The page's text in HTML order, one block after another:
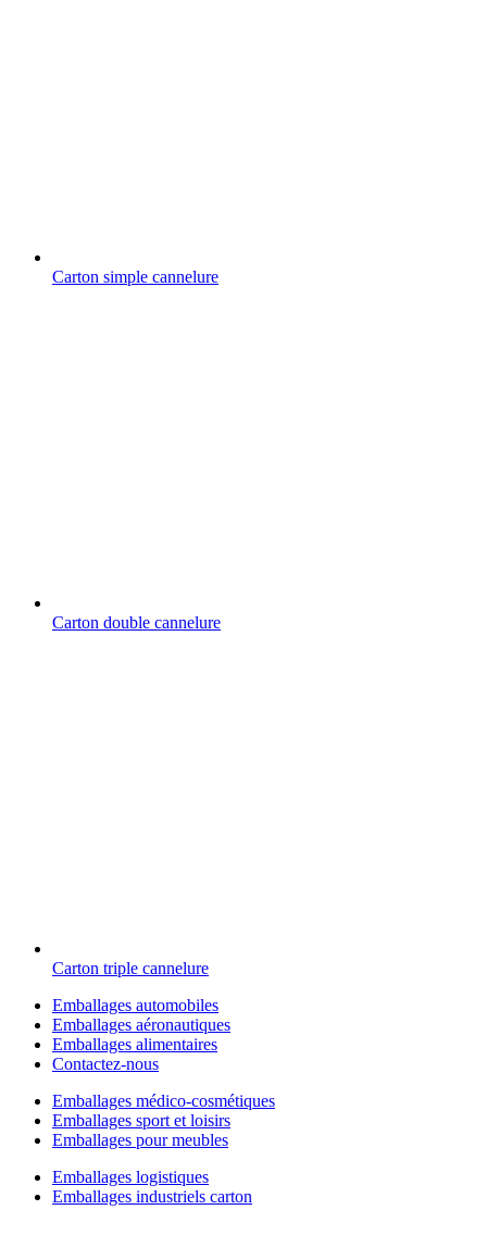
Carton simple cannelure
Carton double cannelure
Carton triple cannelure
Emballages automobiles
Emballages aéronautiques
Emballages alimentaires
Contactez-nous
Emballages médico-cosmétiques
Emballages sport et loisirs
Emballages pour meubles
Emballages logistiques
Emballages industriels carton